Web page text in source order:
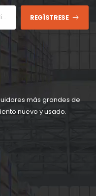
REGÍSTRESE
más grandes de
nuevo y usado.